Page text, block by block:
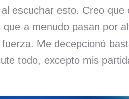
escuchar esto. Creo que
a menudo pasan por
Me decepcionó
todo, excepto mis